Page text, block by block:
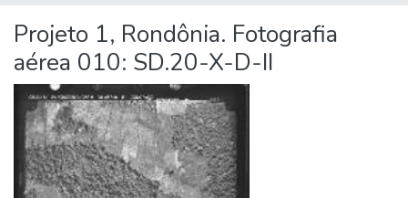
Projeto 1, Rondônia. Fotografia
aérea 010: SD.20-X-D-II